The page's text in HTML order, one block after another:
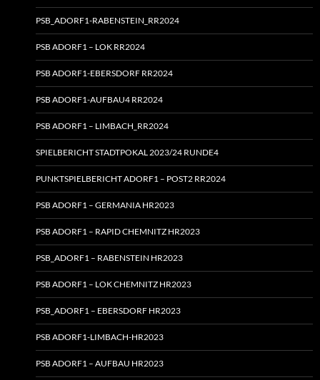
PSB_ADORF1-RABENSTEIN_RR2024
PSB ADORF1 – LOK RR2024
PSB ADORF1-EBERSDORF RR2024
PSB ADORF1-AUFBAU4 RR2024
PSB ADORF1 – LIMBACH_RR2024
SPIELBERICHT STADTPOKAL 2023/24 RUNDE4
PUNKTSPIELBERICHT ADORF1 – POST2 RR2024
PSB ADORF1 – GERMANIA HR2023
PSB ADORF1 – RAPID CHEMNITZ HR2023
PSB_ADORF1 – RABENSTEIN HR2023
PSB ADORF1 – LOK CHEMNITZ HR2023
PSB_ADORF1 – EBERSDORF HR2023
PSB ADORF1-LIMBACH-HR2023
PSB ADORF1 – AUFBAU HR2023